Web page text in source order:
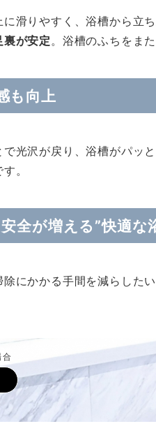
滑りやすく、浴槽から立
が安定。浴槽のふちをま
も向上
光沢が戻り、浴槽がパッ
。
全が増える”快適な
にかかる手間を減らした
合